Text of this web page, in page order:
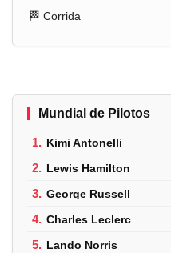
🏁 Corrida
Mundial de Pilotos
1. Kimi Antonelli
2. Lewis Hamilton
3. George Russell
4. Charles Leclerc
5. Lando Norris